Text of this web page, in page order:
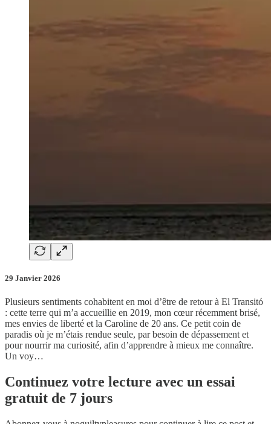
29 Janvier 2026
Plusieurs sentiments cohabitent en moi d’être de retour à El Transitó
: cette terre qui m’a accueillie en 2019, mon cœur récemment brisé,
mes envies de liberté et la Caroline de 20 ans. Ce petit coin de
paradis où je m’étais rendue seule, par besoin de dépassement et
pour nourrir ma curiosité, afin d’apprendre à mieux me connaître.
Un voy…
Continuez votre lecture avec un essai
gratuit de 7 jours